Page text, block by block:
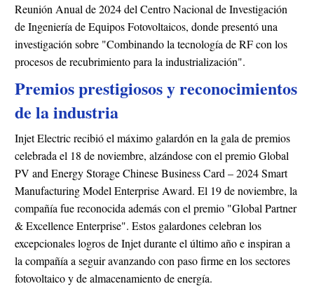
Reunión Anual de 2024 del Centro Nacional de Investigación
de Ingeniería de Equipos Fotovoltaicos, donde presentó una
investigación sobre "Combinando la tecnología de RF con los
procesos de recubrimiento para la industrialización".
Premios prestigiosos y reconocimientos
de la industria
Injet Electric recibió el máximo galardón en la gala de premios
celebrada el 18 de noviembre, alzándose con el premio Global
PV and Energy Storage Chinese Business Card – 2024 Smart
Manufacturing Model Enterprise Award. El 19 de noviembre, la
compañía fue reconocida además con el premio "Global Partner
& Excellence Enterprise". Estos galardones celebran los
excepcionales logros de Injet durante el último año e inspiran a
la compañía a seguir avanzando con paso firme en los sectores
fotovoltaico y de almacenamiento de energía.